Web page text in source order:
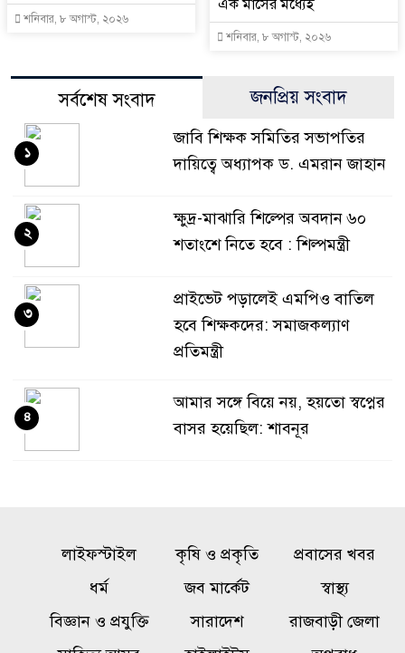
শনিবার, ৮ অগাস্ট, ২০২৬
এক মাসের মধ্যেই
শনিবার, ৮ অগাস্ট, ২০২৬
সর্বশেষ সংবাদ জনপ্রিয় সংবাদ
জাবি শিক্ষক সমিতির সভাপতির
দায়িত্বে অধ্যাপক ড. এমরান জাহান
১
ক্ষুদ্র-মাঝারি শিল্পের অবদান ৬০
শতাংশে নিতে হবে : শিল্পমন্ত্রী
২
প্রাইভেট পড়ালেই এমপিও বাতিল
হবে শিক্ষকদের: সমাজকল্যাণ
প্রতিমন্ত্রী
৩
আমার সঙ্গে বিয়ে নয়, হয়তো স্বপ্নের
বাসর হয়েছিল: শাবনূর
৪
একটি চক্র জ্বালানি খাতকে
অস্থিতিশীল করার জন্য সক্রিয়:
লাইফস্টাইল কৃষি ও প্রকৃতি
প্রবাসের খবর
ধর্ম
জব মার্কেট
স্বাস্থ্য
বিজ্ঞান ও প্রযুক্তি
সারাদেশ
রাজবাড়ী জেলা